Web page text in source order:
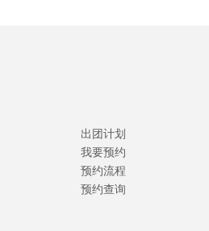
出团计划
我要预约
预约流程
预约查询